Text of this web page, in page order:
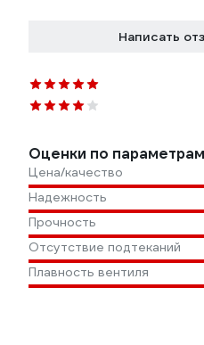
Написать
Оценки по параметрам
Цена/качество
Надежность
Прочность
Отсутствие подтеканий
Плавность вентиля